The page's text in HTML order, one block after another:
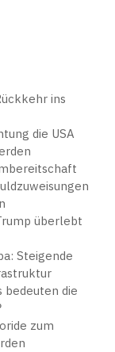
ins
die USA
überlebt
Steigende
bedeuten die
zum